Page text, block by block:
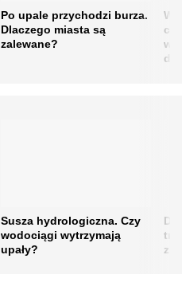
Po upale przychodzi burza.
Dlaczego miasta są
zalewane?
w
do
Susza hydrologiczna. Czy
wodociągi wytrzymają
upały?